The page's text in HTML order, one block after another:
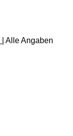
| Alle Angaben